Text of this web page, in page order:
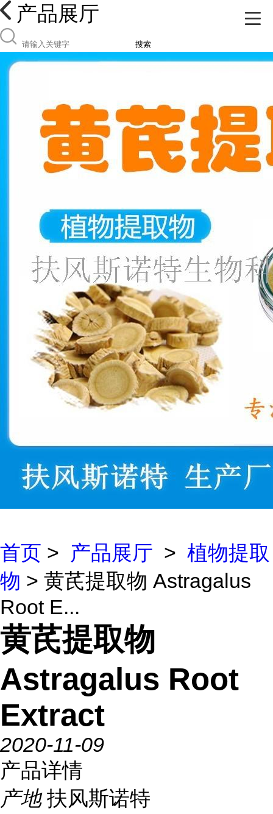
产品展厅
搜索
首页 > 产品展厅 > 植物提取
物 > 黄芪提取物 Astragalus
Root E...
黄芪提取物
Astragalus Root
Extract
2020-11-09
产品详情
产地 扶风斯诺特